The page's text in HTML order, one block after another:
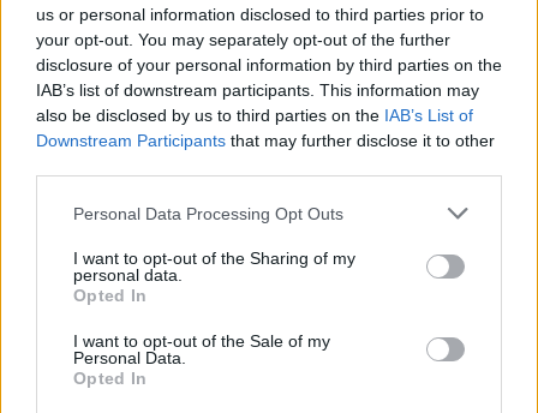
us or personal information disclosed to third parties prior to
your opt-out. You may separately opt-out of the further
disclosure of your personal information by third parties on the
IAB’s list of downstream participants. This information may
also be disclosed by us to third parties on the IAB’s List of
Downstream Participants that may further disclose it to other
Personal Data Processing Opt Outs
I want to opt-out of the Sharing of my
personal data.
Opted In
I want to opt-out of the Sale of my
Personal Data.
Opted In
Συγκεκριμένα, ο Οικουμενικός Πατριάρχης
ανέφερε: «Το ανύστακτον ενδιαφέρον της Μητρός
Εκκλησίας Κωνσταντινουπόλεως επεκτείνεται
όμως και προς τον πιστόν και σκληρώς
δοκιμαζόμενον λαόν της Ουκρανίας, ο οποίος επί
σχεδόν τρία έτη βιώνει την φρίκην ενός
Ομοσπονδίας. Η επικειμένη εορτή των
Χριστουγέννων, η κατ᾽ εξοχήν ημέρα εξαγγελίας
της "επί γης ειρήνης", θα πρέπει να κινητοποιήσει
όλους για τον οριστικό τερματισμό του πολέμου